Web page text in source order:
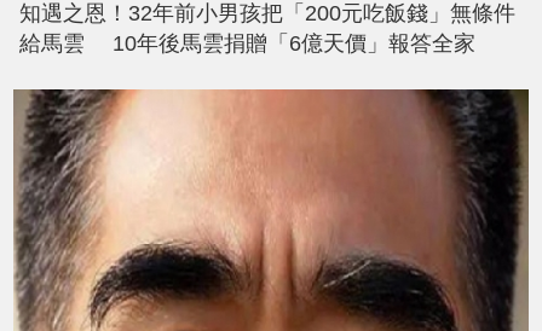
知遇之恩！32年前小男孩把「200元吃飯錢」無條件
給馬雲 10年後馬雲捐贈「6億天價」報答全家